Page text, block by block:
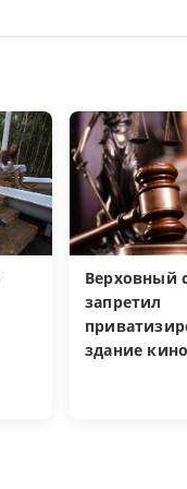
Верховный
запретил
здание